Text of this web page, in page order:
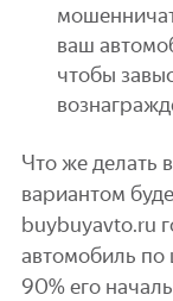
ваш
чтобы
Что же делать
вариантом
buybuyavto.ru
автомобиль по
90% его